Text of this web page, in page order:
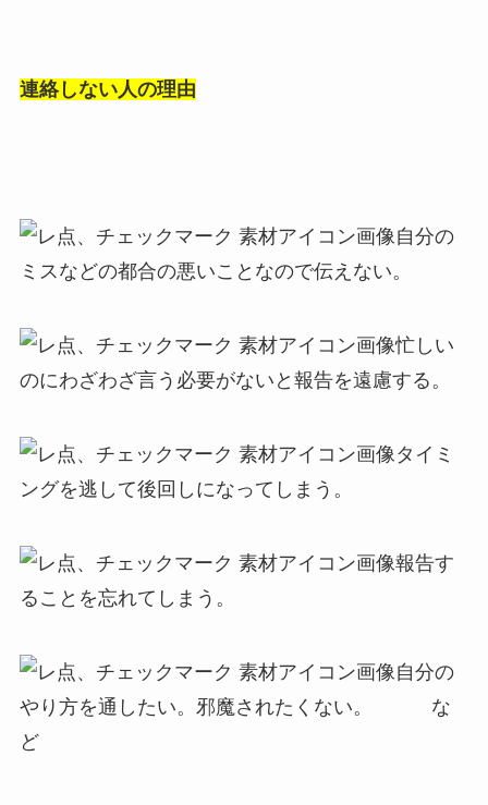
連絡しない人の理由
自分の
ミスなどの都合の悪いことなので伝えない。
忙しい
のにわざわざ言う必要がないと報告を遠慮する。
タイミ
ングを逃して後回しになってしまう。
報告す
ることを忘れてしまう。
自分の
やり方を通したい。邪魔されたくない。 な
ど